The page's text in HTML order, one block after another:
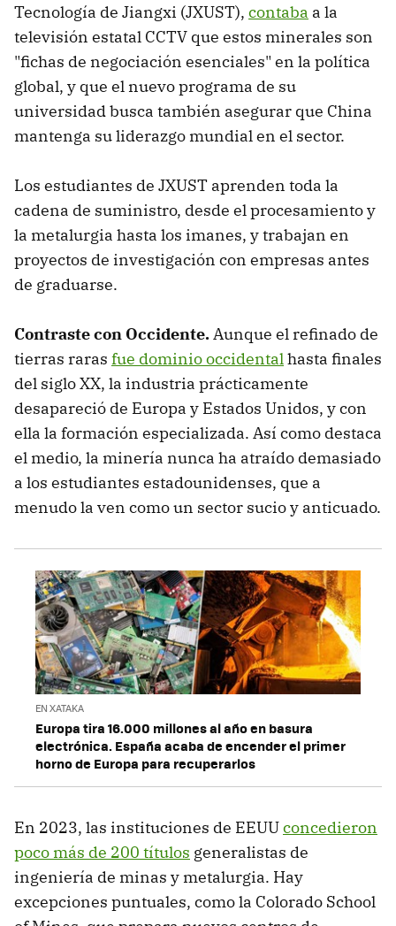
Tecnología de Jiangxi (JXUST), contaba a la
televisión estatal CCTV que estos minerales son
"fichas de negociación esenciales" en la política
global, y que el nuevo programa de su
universidad busca también asegurar que China
mantenga su liderazgo mundial en el sector.
Los estudiantes de JXUST aprenden toda la
cadena de suministro, desde el procesamiento y
la metalurgia hasta los imanes, y trabajan en
proyectos de investigación con empresas antes
de graduarse.
Contraste con Occidente.Aunque el refinado de
tierras raras fue dominio occidentalhasta finales
del siglo XX, la industria prácticamente
desapareció de Europa y Estados Unidos, y con
ella la formación especializada. Así como destaca
el medio, la minería nunca ha atraído demasiado
a los estudiantes estadounidenses, que a
menudo la ven como un sector sucio y anticuado.
EN XATAKA
Europa tira 16.000 millones al año en basura
electrónica. España acaba de encender el primer
horno de Europa para recuperarlos
En 2023, las instituciones de EEUUconcedieron
poco más de 200 títulos generalistas de
ingeniería de minas y metalurgia. Hay
excepciones puntuales, como la Colorado School